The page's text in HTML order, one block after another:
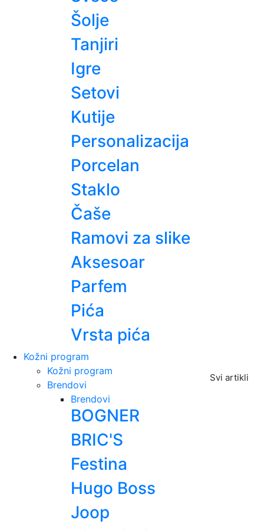
Šolje
Tanjiri
Igre
Setovi
Kutije
Personalizacija
Porcelan
Staklo
Čaše
Ramovi za slike
Aksesoar
Parfem
Pića
Vrsta pića
Kožni program
Svi artikli
Kožni program
Brendovi
Brendovi
BOGNER
BRIC'S
Festina
Hugo Boss
Joop